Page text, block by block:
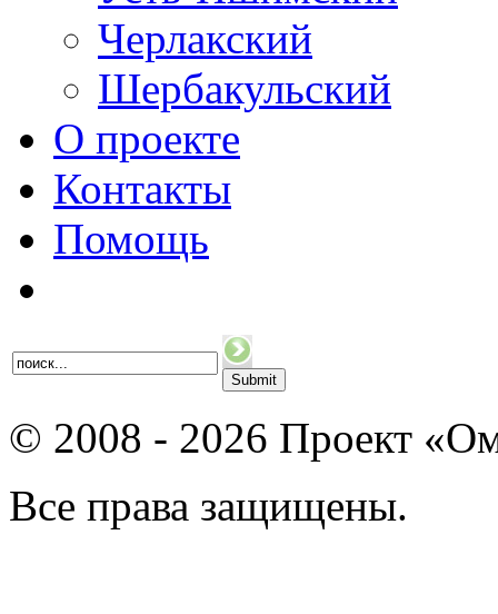
Черлакский
Шербакульский
О проекте
Контакты
Помощь
© 2008 - 2026 Проект
Все права защищены.